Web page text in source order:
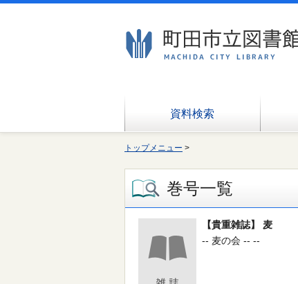
資料検索
トップメニュー >
巻号一覧
【貴重雑誌】 麦
-- 麦の会 -- --